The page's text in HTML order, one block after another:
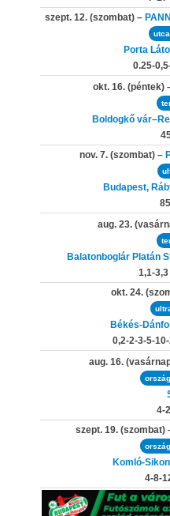
szept. 12. (szombat) –
Porta
0.25-
okt. 16. (péntek)
Boldogkő
nov. 7. (szombat) –
Budapest,
aug. 23.
Balatonboglár Platán
1,1-
okt. 24.
Békés-
0,2-2-3-5-
aug. 16.
4-
szept. 19. (szombat)
Komló-
4-8-